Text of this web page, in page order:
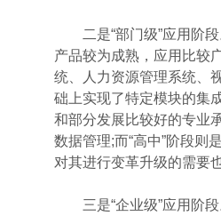
二是“部门级”应用阶段
产品较为成熟，应用比较
统、人力资源管理系统、
础上实现了特定模块的集
和部分发展比较好的专业
数据管理;而“高中”阶段则
对其进行变革升级的需要
三是“企业级”应用阶段